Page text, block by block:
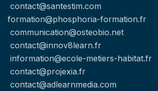
contact@santestim.com
formation@phosphoria-formation.fr
communication@osteobio.net
contact@innov8learn.fr
information@ecole-metiers-habitat.fr
contact@projexia.fr
contact@adlearnmedia.com